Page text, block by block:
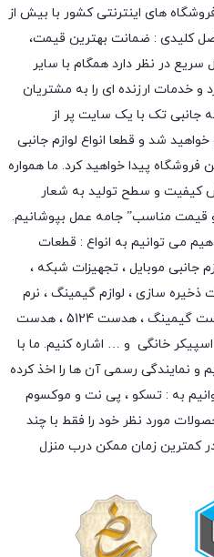
های اینترنتی کشور با بیش از
کلیدی : ضمانت بهترین قیمت،
در نظر دارد همگام با سایر
و خدمات ارزنده ای را به مشتریان
جانبی تک با یک سایت پر از
شد و قطعا انواع لوازم جانبی
فروشگاه پیدا خواهید کرد. ما همواره
کیفیت و سطح تولید به شعار
قیمت مناسب” جامه عمل بپوشانیم.
می توانیم به انواع : قطعات
جانبی موبایل ، تجهیزات شبکه ،
ذخیره سازی ، لوازم گیمینگ ، نرم
گیمینگ
، هدست 5124 ، هدست
اسپیکر خانگی و … اشاره کنیم. ما با
و نمایندگی رسمی آن ها را اخذ کرده
به : تسکو ، پی نت و موکسوم
مورد نظر خود را فقط با چند
کمترین زمان ممکن درب منزل